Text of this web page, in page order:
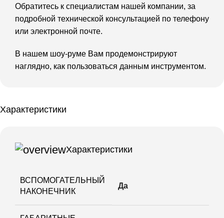
Обратитесь к специалистам нашей компании, за
подробной технической консультацией по телефону
или электронной почте.
В нашем шоу-руме Вам продемонстрируют
наглядно, как пользоваться данным инструментом.
Характеристики
Характеристики
ВСПОМОГАТЕЛЬНЫЙ
НАКОНЕЧНИК
Да